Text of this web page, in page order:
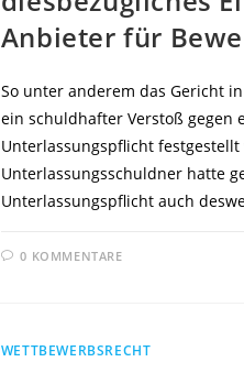
Anbieter für
So unter anderem das Gericht
ein schuldhafter Verstoß gegen
Unterlassungspflicht
Unterlassungsschuldner hatte
Unterlassungspflicht auch
0 KOMMENTARE
WETTBEWERBSRECHT